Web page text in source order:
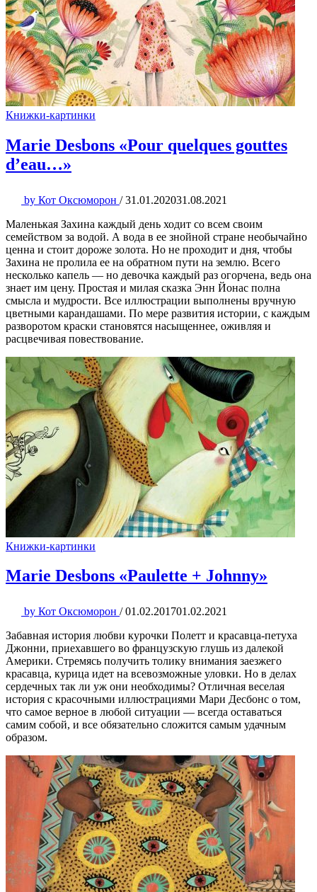
Книжки-картинки
Marie Desbons «Pour quelques gouttes
d’eau…»
by Кот Оксюморон / 31.01.202031.08.2021
Маленькая Захина каждый день ходит со всем своим
семейством за водой. А вода в ее знойной стране необычайно
ценна и стоит дороже золота. Но не проходит и дня, чтобы
Захина не пролила ее на обратном пути на землю. Всего
несколько капель — но девочка каждый раз огорчена, ведь она
знает им цену. Простая и милая сказка Энн Йонас полна
смысла и мудрости. Все иллюстрации выполнены вручную
цветными карандашами. По мере развития истории, с каждым
разворотом краски становятся насыщеннее, оживляя и
расцвечивая повествование.
Книжки-картинки
Marie Desbons «Paulette + Johnny»
by Кот Оксюморон / 01.02.201701.02.2021
Забавная история любви курочки Полетт и красавца-петуха
Джонни, приехавшего во французскую глушь из далекой
Америки. Стремясь получить толику внимания заезжего
красавца, курица идет на всевозможные уловки. Но в делах
сердечных так ли уж они необходимы? Отличная веселая
история с красочными иллюстрациями Мари Десбонс о том,
что самое верное в любой ситуации — всегда оставаться
самим собой, и все обязательно сложится самым удачным
образом.